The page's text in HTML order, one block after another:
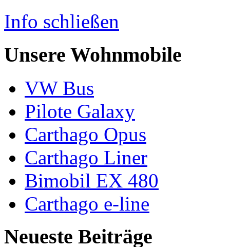
Info schließen
Unsere Wohnmobile
VW Bus
Pilote Galaxy
Carthago Opus
Carthago Liner
Bimobil EX 480
Carthago e-line
Neueste Beiträge